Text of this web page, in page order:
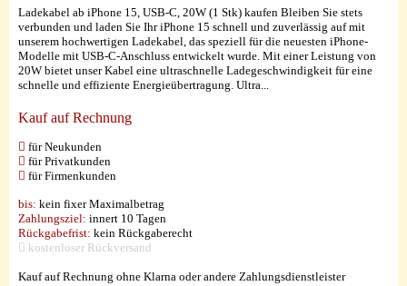
Ladekabel ab iPhone 15, USB-C, 20W (1 Stk) kaufen Bleiben Sie stets
verbunden und laden Sie Ihr iPhone 15 schnell und zuverlässig auf mit
unserem hochwertigen Ladekabel, das speziell für die neuesten iPhone-
Modelle mit USB-C-Anschluss entwickelt wurde. Mit einer Leistung von
20W bietet unser Kabel eine ultraschnelle Ladegeschwindigkeit für eine
schnelle und effiziente Energieübertragung. Ultra...
Kauf auf Rechnung
für Neukunden
für Privatkunden
für Firmenkunden
bis: kein fixer Maximalbetrag
Zahlungsziel: innert 10 Tagen
Rückgabefrist: kein Rückgaberecht
kostenloser Rückversand
Kauf auf Rechnung ohne Klarna oder andere Zahlungsdienstleister